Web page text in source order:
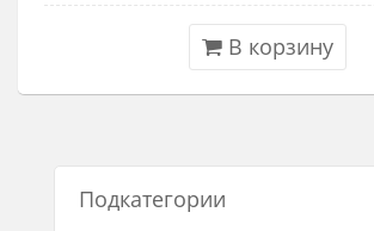
В корзину
Подкатегории